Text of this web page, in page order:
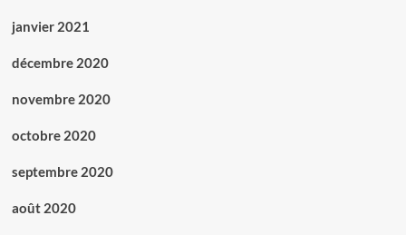
janvier 2021
décembre 2020
novembre 2020
octobre 2020
septembre 2020
août 2020